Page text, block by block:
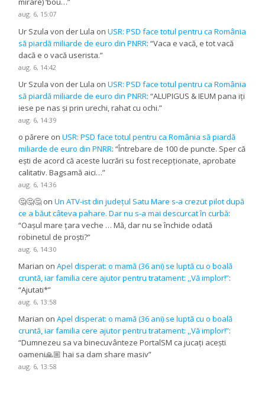
aug. 6, 15:07
Ur Szula von der Lula onUSR: PSD face totul pentru ca România
să piardă miliarde de euro din PNRR: “Vaca e vacă, e tot vacă
dacă e o vacă userista.”
aug. 6, 14:42
Ur Szula von der Lula onUSR: PSD face totul pentru ca România
să piardă miliarde de euro din PNRR: “ALUPIGUS & IEUM pana iți
iese pe nas și prin urechi, rahat cu ochi.”
aug. 6, 14:39
o părere onUSR: PSD face totul pentru ca România să piardă
miliarde de euro din PNRR: “Întrebare de 100 de puncte. Sper că
ești de acord că aceste lucrări su fost recepționate, aprobate
calitativ. Bagsamă aici…”
aug. 6, 14:36
🤔🤔🤔 onUn ATV-ist din județul Satu Mare s-a crezut pilot după
ce a băut câteva pahare. Dar nu s-a mai descurcat în curbă:
“Oașul mare țara veche … Mă, dar nu se închide odată
robinetul de proști?”
aug. 6, 14:30
Marian onApel disperat: o mamă (36 ani) se luptă cu o boală
cruntă, iar familia cere ajutor pentru tratament: ,,Vă implor!”:
“Ajutati*”
aug. 6, 13:58
Marian onApel disperat: o mamă (36 ani) se luptă cu o boală
cruntă, iar familia cere ajutor pentru tratament: ,,Vă implor!”:
“Dumnezeu sa va binecuvânteze PortalSM ca jucați acești
oameni🙏🏼 hai sa dam share masiv”
aug. 6, 13:58